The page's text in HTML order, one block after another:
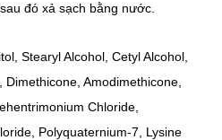
đó xả sạch bằng nước.
Stearyl Alcohol, Cetyl Alcohol,
Amodimethicone,
Chloride,
Polyquaternium-7, Lysine